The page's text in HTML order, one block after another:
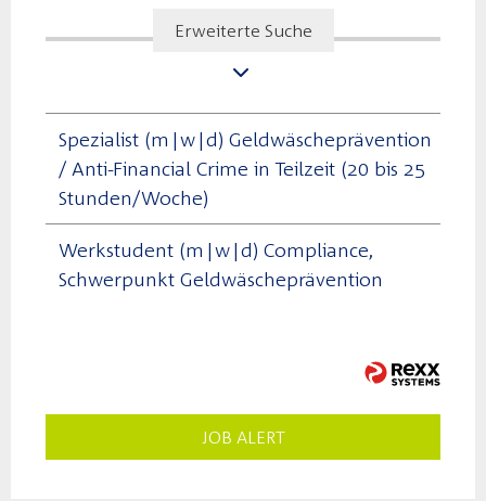
Erweiterte Suche
Spezialist (m|w|d) Geldwäscheprävention
/ Anti-Financial Crime in Teilzeit (20 bis 25
Stunden/Woche)
Werkstudent (m|w|d) Compliance,
Schwerpunkt Geldwäscheprävention
JOB ALERT